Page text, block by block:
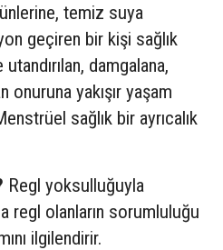
temiz suya
geçiren bir kişi sağlık
damgalana,
onuruna yakışır yaşam
sağlık bir ayrıcalık
Regl yoksulluğuyla
regl olanların sorumluluğu
ilgilendirir.